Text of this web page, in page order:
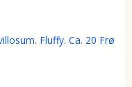
Fluffy. Ca. 20 Frø